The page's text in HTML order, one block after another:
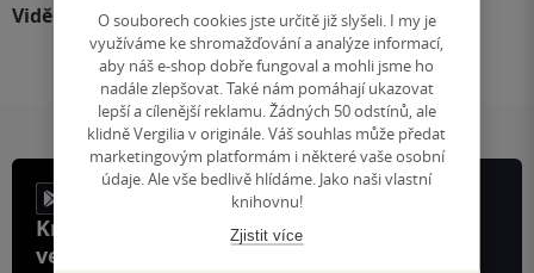
Viděli jste
Knihy, recenze a klubové výhody
ve vaší kapse a naší appce KDčko
O souborech cookies jste určitě již slyšeli. I my je
využíváme ke shromažďování a analýze informací,
aby náš e-shop dobře fungoval a mohli jsme ho
nadále zlepšovat. Také nám pomáhají ukazovat
lepší a cílenější reklamu. Žádných 50 odstínů, ale
klidně Vergilia v originále. Váš souhlas může předat
marketingovým platformám i některé vaše osobní
údaje. Ale vše bedlivě hlídáme. Jako naši vlastní
knihovnu!
Zjistit více